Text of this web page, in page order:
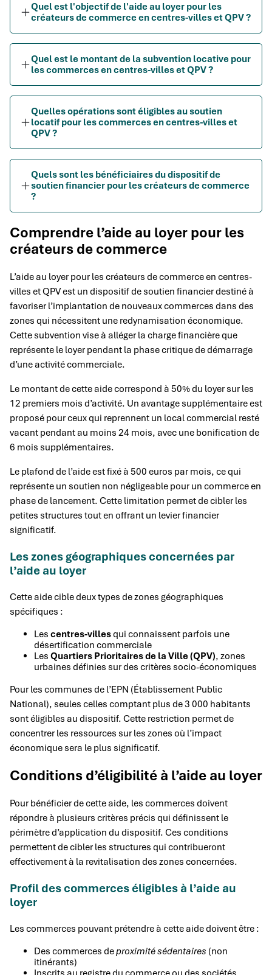
Quel est l'objectif de l'aide au loyer pour les
créateurs de commerce en centres-villes et QPV ?
Quel est le montant de la subvention locative pour
les commerces en centres-villes et QPV ?
Quelles opérations sont éligibles au soutien
locatif pour les commerces en centres-villes et
QPV ?
Quels sont les bénéficiaires du dispositif de
soutien financier pour les créateurs de commerce
?
Comprendre l’aide au loyer pour les
créateurs de commerce
L’aide au loyer pour les créateurs de commerce en centres-
villes et QPV est un dispositif de soutien financier destiné à
favoriser l’implantation de nouveaux commerces dans des
zones qui nécessitent une redynamisation économique.
Cette subvention vise à alléger la charge financière que
représente le loyer pendant la phase critique de démarrage
d’une activité commerciale.
Le montant de cette aide correspond à 50% du loyer sur les
12 premiers mois d’activité. Un avantage supplémentaire est
proposé pour ceux qui reprennent un local commercial resté
vacant pendant au moins 24 mois, avec une bonification de
6 mois supplémentaires.
Le plafond de l’aide est fixé à 500 euros par mois, ce qui
représente un soutien non négligeable pour un commerce en
phase de lancement. Cette limitation permet de cibler les
petites structures tout en offrant un levier financier
significatif.
Les zones géographiques concernées par
l’aide au loyer
Cette aide cible deux types de zones géographiques
spécifiques :
Les centres-villesqui connaissent parfois une
désertification commerciale
Les Quartiers Prioritaires de la Ville (QPV), zones
urbaines définies sur des critères socio-économiques
Pour les communes de l’EPN (Établissement Public
National), seules celles comptant plus de 3 000 habitants
sont éligibles au dispositif. Cette restriction permet de
concentrer les ressources sur les zones où l’impact
économique sera le plus significatif.
Conditions d’éligibilité à l’aide au loyer
Pour bénéficier de cette aide, les commerces doivent
répondre à plusieurs critères précis qui définissent le
périmètre d’application du dispositif. Ces conditions
permettent de cibler les structures qui contribueront
effectivement à la revitalisation des zones concernées.
Profil des commerces éligibles à l’aide au
loyer
Les commerces pouvant prétendre à cette aide doivent être :
Des commerces deproximité sédentaires (non
itinérants)